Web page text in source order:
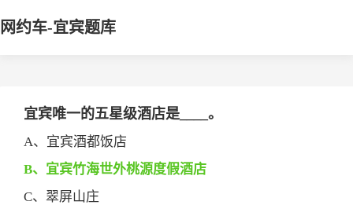
网约车-宜宾题库
宜宾唯一的五星级酒店是____。
A、宜宾酒都饭店
B、宜宾竹海世外桃源度假酒店
C、翠屏山庄